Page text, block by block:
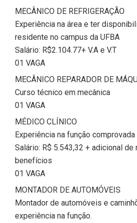
MECÂNICO DE REFRIGERAÇÃO
Experiência na área e ter
residente no campus da UFBA
Salário: R$2.104.77+ V.A e V.T
01 VAGA
MECÂNICO REPARADOR DE
Curso técnico em mecânica
01 VAGA
MÉDICO CLÍNICO
Experiência na função
Salário: R$ 5.543,32 + adicional de
benefícios
01 VAGA
MONTADOR DE AUTOMÓVEIS
Montador de automóveis e
experiência na função.